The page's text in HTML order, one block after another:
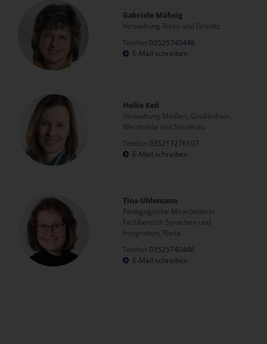
Gabriele Mühsig
Verwaltung Riesa und Gröditz
Telefon 03525740446
E-Mail schreiben
Heike Keil
Verwaltung Meißen, Großenhain,
Weinböhla und Niederau
Telefon 035217276107
E-Mail schreiben
Tina Uhlemann
Pädagogische Mitarbeiterin
Fachbereich Sprachen und
Integration, Riesa
Telefon 03525740446
E-Mail schreiben